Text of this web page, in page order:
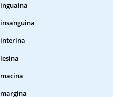
inguaina
insanguina
interina
lesina
macina
margina